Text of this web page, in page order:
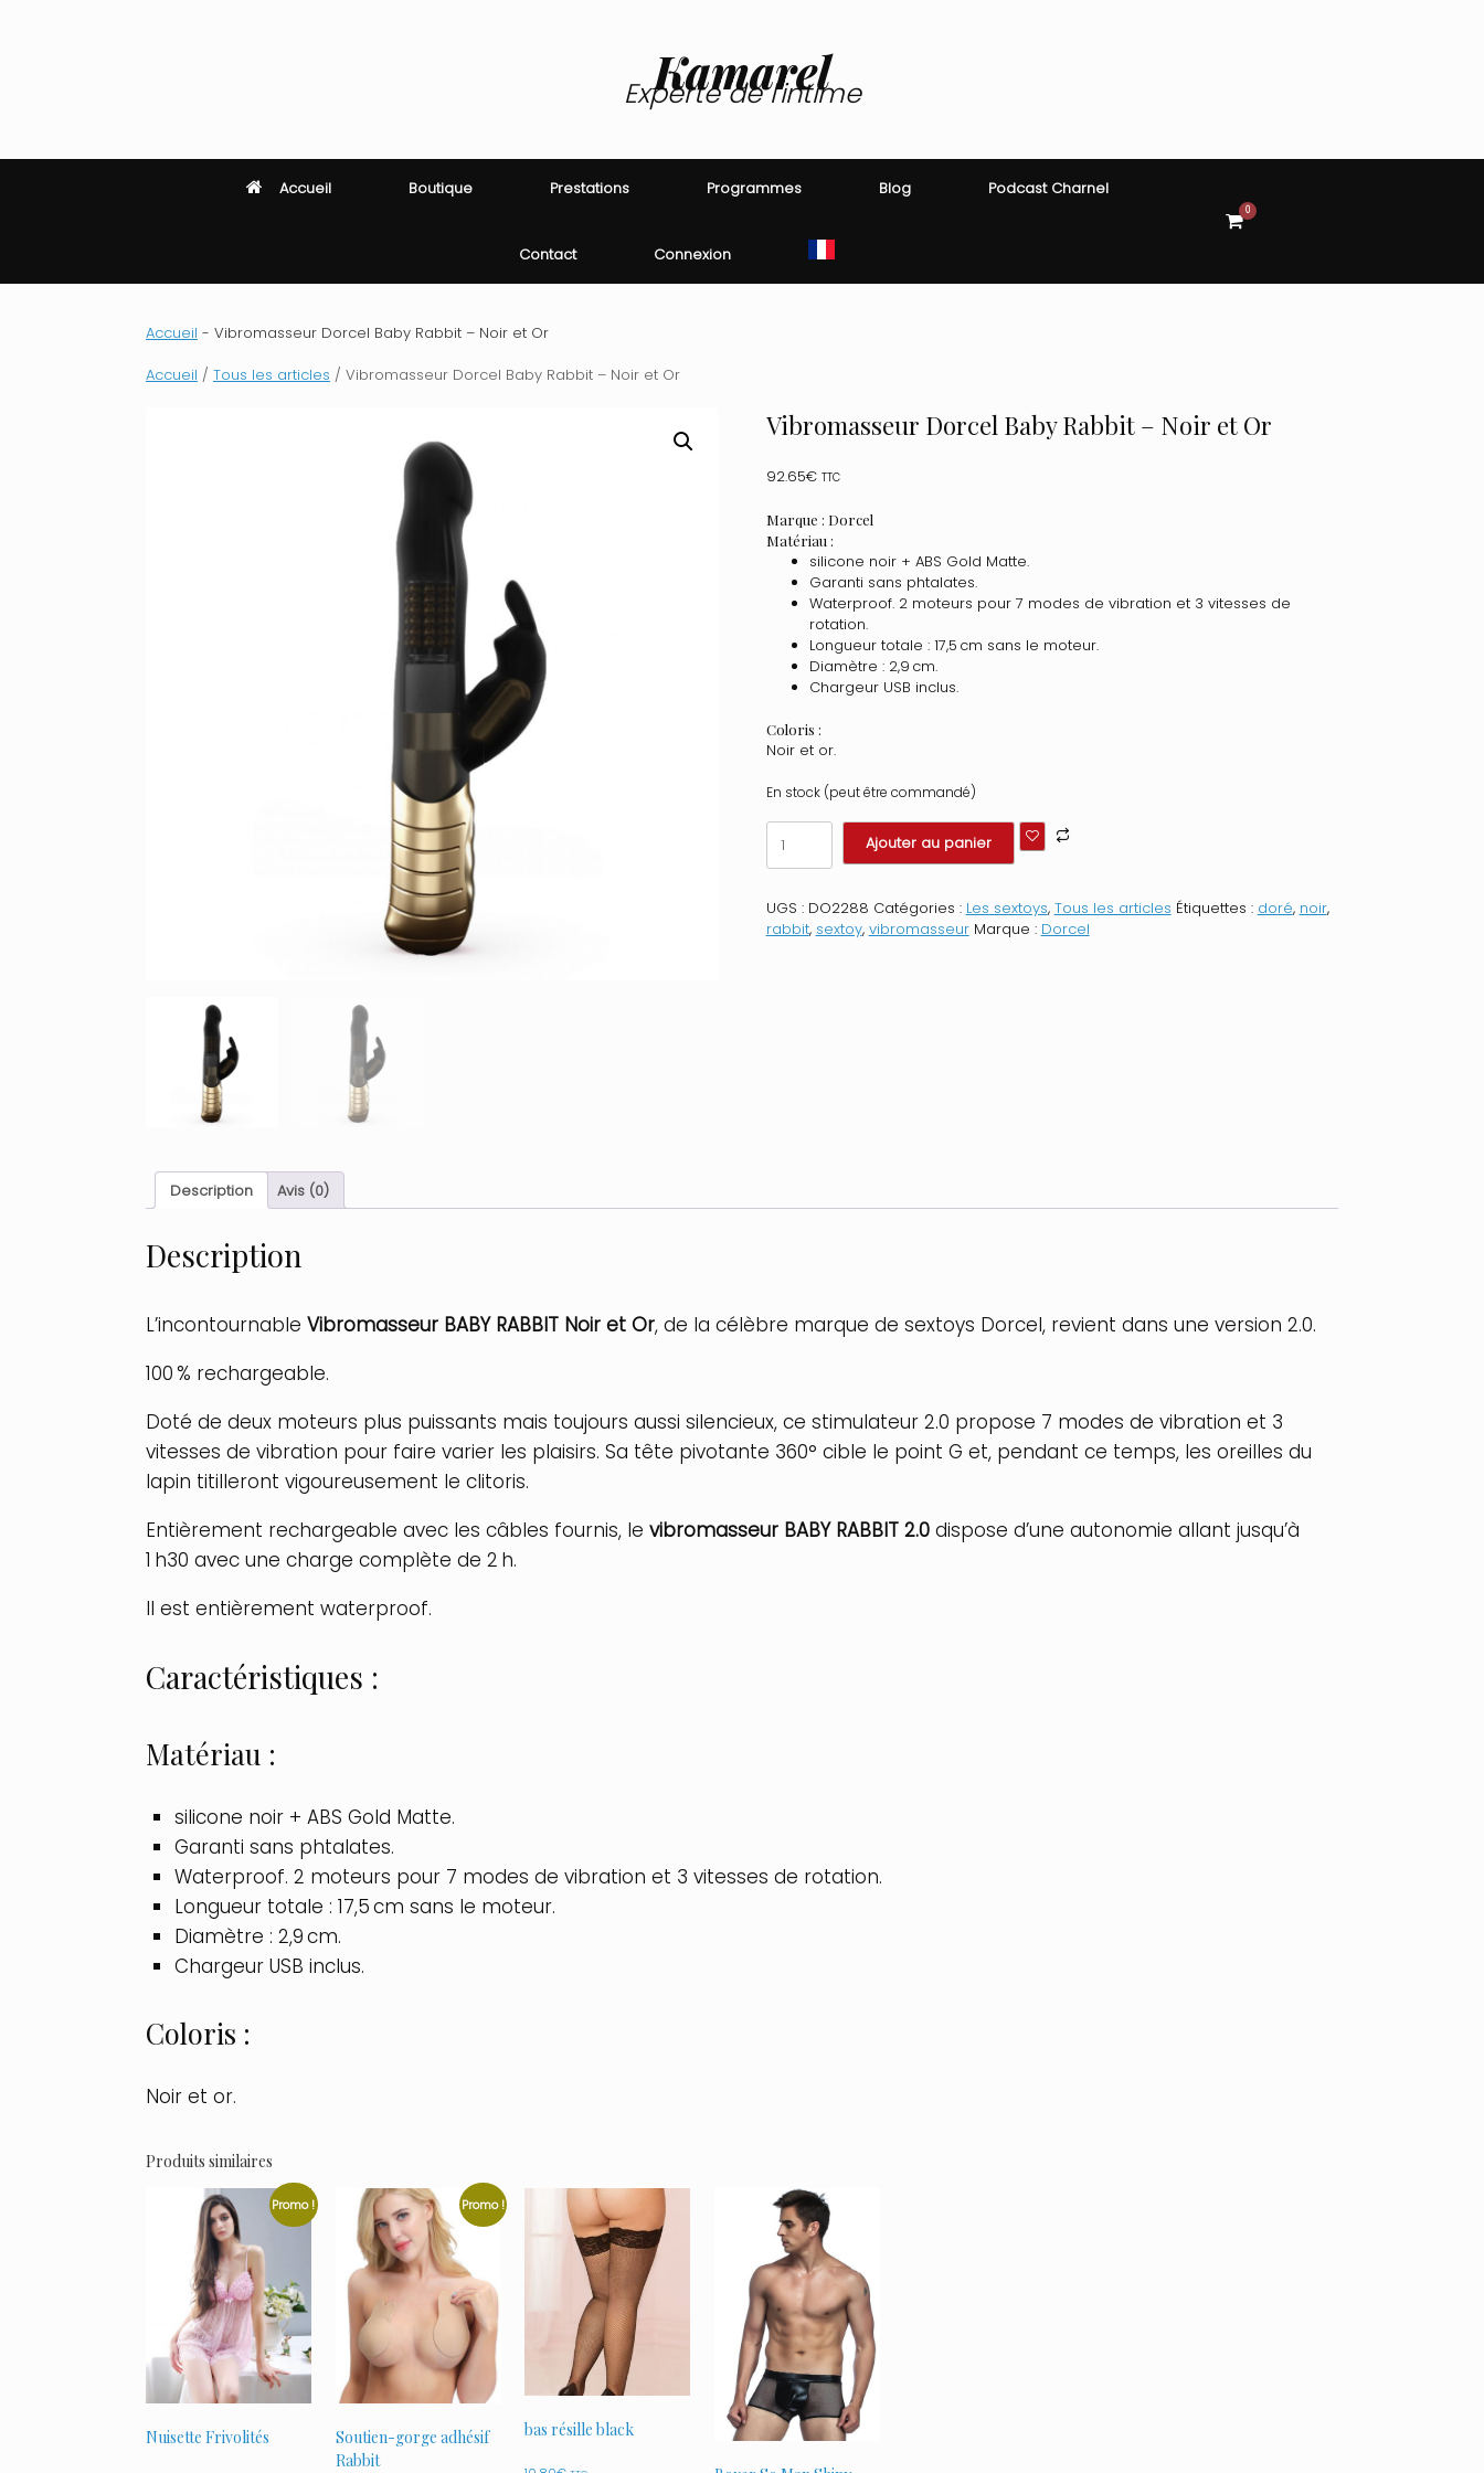
Kamarel
Experte de l'intime
Accueil Boutique Prestations Programmes Blog Podcast Charnel
Contact Connexion
View
shopping
0
Accueil - Vibromasseur Dorcel Baby Rabbit – Noir et Or
Accueil / Tous les articles / Vibromasseur Dorcel Baby Rabbit – Noir et Or
Vibromasseur Dorcel Baby Rabbit – Noir et Or
92.65€ TTC
Marque : Dorcel
Matériau :
silicone noir + ABS Gold Matte.
Garanti sans phtalates.
Waterproof. 2 moteurs pour 7 modes de vibration et 3 vitesses de
rotation.
Longueur totale : 17,5 cm sans le moteur.
Diamètre : 2,9 cm.
Chargeur USB inclus.
Coloris :
Noir et or.
En stock (peut être commandé)
quantité
de
Vibromasseur
Baby
Rabbit
Ajouter au panier
UGS : DO2288 Catégories : Les sextoys, Tous les articles Étiquettes : doré, noir,
rabbit, sextoy, vibromasseur Marque : Dorcel
Description Avis (0)
Description
L’incontournable Vibromasseur BABY RABBIT Noir et Or, de la célèbre marque de sextoys Dorcel, revient dans une version 2.0.
100 % rechargeable.
Doté de deux moteurs plus puissants mais toujours aussi silencieux, ce stimulateur 2.0 propose 7 modes de vibration et 3
vitesses de vibration pour faire varier les plaisirs. Sa tête pivotante 360° cible le point G et, pendant ce temps, les oreilles du
lapin titilleront vigoureusement le clitoris.
Entièrement rechargeable avec les câbles fournis, le vibromasseur BABY RABBIT 2.0 dispose d’une autonomie allant jusqu’à
1 h30 avec une charge complète de 2 h.
Il est entièrement waterproof.
Caractéristiques :
Matériau :
silicone noir + ABS Gold Matte.
Garanti sans phtalates.
Waterproof. 2 moteurs pour 7 modes de vibration et 3 vitesses de rotation.
Longueur totale : 17,5 cm sans le moteur.
Diamètre : 2,9 cm.
Chargeur USB inclus.
Coloris :
Noir et or.
Produits similaires
Promo !
Nuisette Frivolités
Promo !
Soutien-gorge adhésif
Rabbit
bas résille black